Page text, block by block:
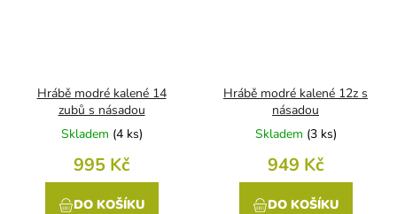
Hrábě modré kalené 14
zubů s násadou
Skladem (4 ks)
995 Kč
DO KOŠÍKU
Hrábě modré kalené 12z s
násadou
Skladem (3 ks)
949 Kč
DO KOŠÍKU